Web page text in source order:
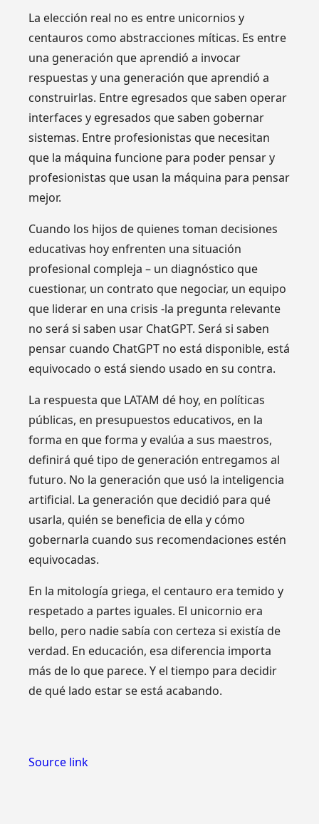
La elección real no es entre unicornios y
centauros como abstracciones míticas. Es entre
una generación que aprendió a invocar
respuestas y una generación que aprendió a
construirlas. Entre egresados que saben operar
interfaces y egresados que saben gobernar
sistemas. Entre profesionistas que necesitan
que la máquina funcione para poder pensar y
profesionistas que usan la máquina para pensar
mejor.
Cuando los hijos de quienes toman decisiones
educativas hoy enfrenten una situación
profesional compleja – un diagnóstico que
cuestionar, un contrato que negociar, un equipo
que liderar en una crisis -la pregunta relevante
no será si saben usar ChatGPT. Será si saben
pensar cuando ChatGPT no está disponible, está
equivocado o está siendo usado en su contra.
La respuesta que LATAM dé hoy, en políticas
públicas, en presupuestos educativos, en la
forma en que forma y evalúa a sus maestros,
definirá qué tipo de generación entregamos al
futuro. No la generación que usó la inteligencia
artificial. La generación que decidió para qué
usarla, quién se beneficia de ella y cómo
gobernarla cuando sus recomendaciones estén
equivocadas.
En la mitología griega, el centauro era temido y
respetado a partes iguales. El unicornio era
bello, pero nadie sabía con certeza si existía de
verdad. En educación, esa diferencia importa
más de lo que parece. Y el tiempo para decidir
de qué lado estar se está acabando.
Source link